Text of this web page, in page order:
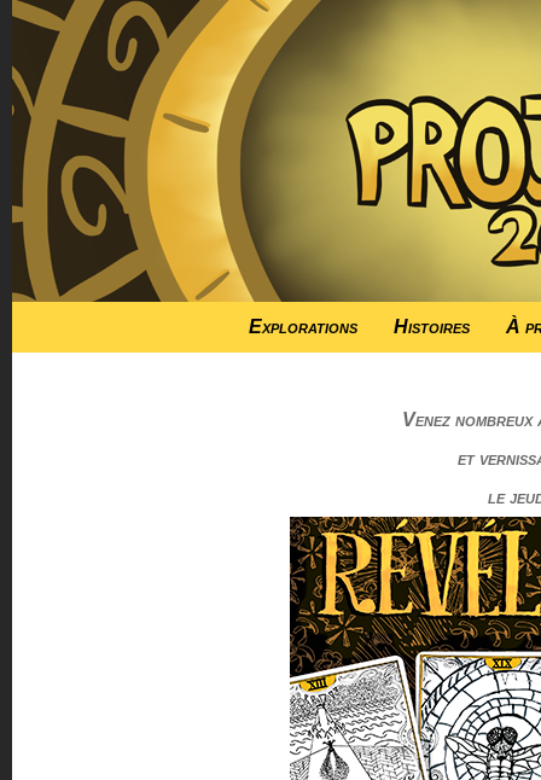
Explorations Histoires À
Venez
et
le